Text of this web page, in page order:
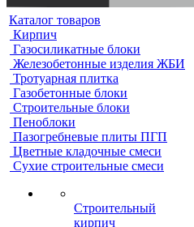
Каталог товаров
Кирпич
Газосиликатные блоки
Железобетонные изделия ЖБИ
Тротуарная плитка
Газобетонные блоки
Строительные блоки
Пеноблоки
Пазогребневые плиты ПГП
Цветные кладочные смеси
Сухие строительные смеси
Строительный
кирпич